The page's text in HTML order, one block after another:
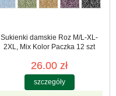
Sukienki damskie Roz M/L-XL-
2XL, Mix Kolor Paczka 12 szt
26.00 zł
szczegóły